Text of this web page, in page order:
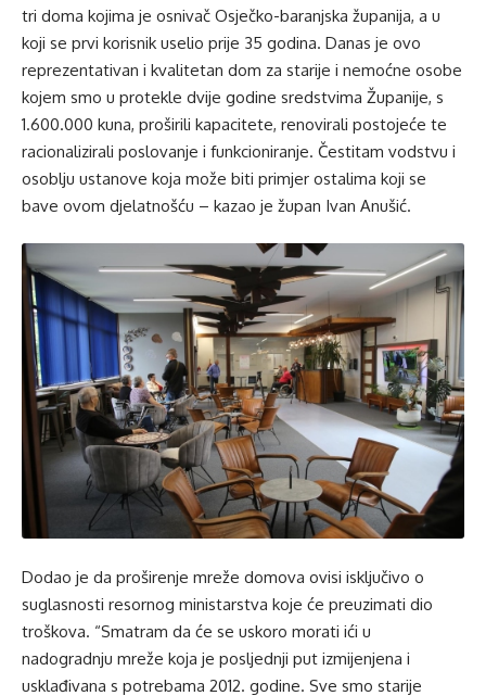
tri doma kojima je osnivač Osječko-baranjska županija, a u
koji se prvi korisnik uselio prije 35 godina. Danas je ovo
reprezentativan i kvalitetan dom za starije i nemoćne osobe
kojem smo u protekle dvije godine sredstvima Županije, s
1.600.000 kuna, proširili kapacitete, renovirali postojeće te
racionalizirali poslovanje i funkcioniranje. Čestitam vodstvu i
osoblju ustanove koja može biti primjer ostalima koji se
bave ovom djelatnošću – kazao je župan Ivan Anušić.
Dodao je da proširenje mreže domova ovisi isključivo o
suglasnosti resornog ministarstva koje će preuzimati dio
troškova. “Smatram da će se uskoro morati ići u
nadogradnju mreže koja je posljednji put izmijenjena i
usklađivana s potrebama 2012. godine. Sve smo starije